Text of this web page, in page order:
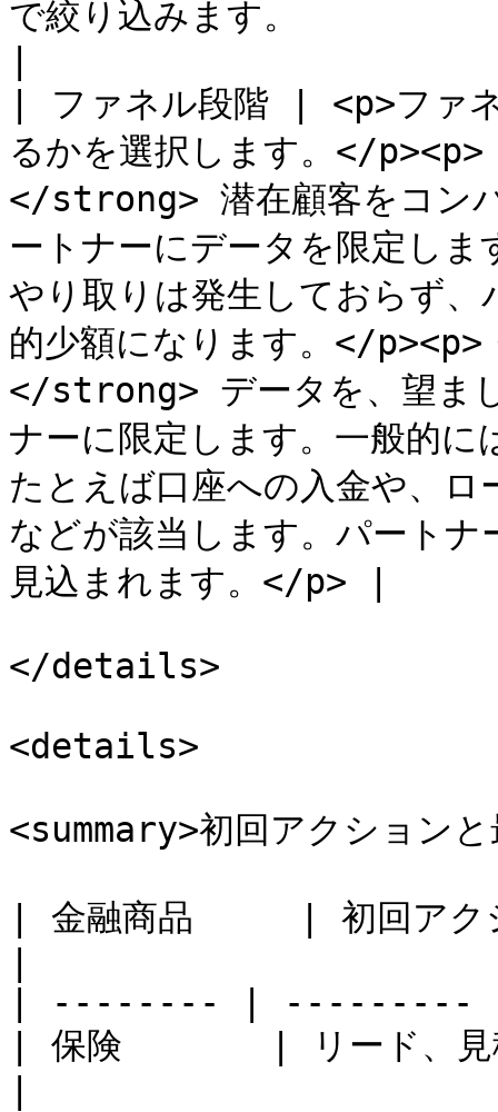
で絞り込みます。
| ファネル段階 | <p>ファ
るかを選択します。</
</strong> 潜在顧客をコン
ートナーにデータを限定し
やり取りは発生しておらず
的少額になります。</
</strong> データを、望ま
ナーに限定します。一般的
たとえば口座への入金や、
などが該当します。パート
見込まれます。</p> |
</details>
<details>
<summary>初回アクション
| 金融商品     | 初回アク
| -------- |
| 保険       | リード、見